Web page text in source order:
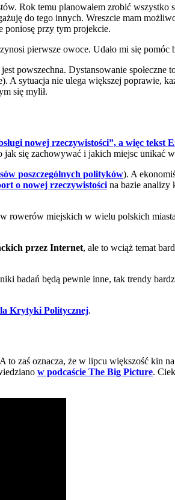
Rok temu planowałem zrobić
do tego innych. Wreszcie mam
poniosę przy tym projekcie.
pierwsze owoce. Udało mi się
powszechna. Dystansowanie społeczne
A sytuacja nie ulega większej poprawie,
się mylił.
nowej rzeczywistości”, a więc tekst
się zachowywać i jakich miejsc unikać
poszczególnych polityków). A
o nowej rzeczywistości na bazie analizy
rowerów miejskich w wielu polskich
przez Internet, ale to wciąż temat
badań będą pewnie inne, tak trendy
Krytyki Politycznej.
zaś oznacza, że w lipcu większość kin
w podcaście The Big Picture.